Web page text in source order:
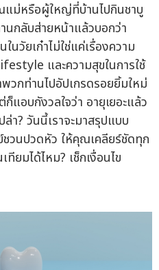
ม่หรือผู้ใหญ่ที่บ้านไปกินชาบู
กลับส่ายหน้าแล้วบอกว่า
วัยเก๋าไม่ใช่แค่เรื่องความ
และความสุขในการใช้
วกท่านไปอัปเกรดรอยยิ้มใหม่
แอบกังวลใจว่า อายุเยอะแล้ว
ล่า? วันนี้เราจะมาสรุปแบบ
วนปวดหัว ให้คุณเคลียร์ชัดทุก
ทียมได้ไหม? เช็กเงื่อนไข